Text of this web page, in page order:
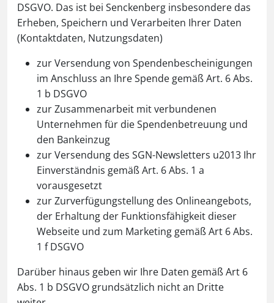
DSGVO. Das ist bei Senckenberg insbesondere das
Erheben, Speichern und Verarbeiten Ihrer Daten
(Kontaktdaten, Nutzungsdaten)
zur Versendung von Spendenbescheinigungen
im Anschluss an Ihre Spende gemäß Art. 6 Abs.
1 b DSGVO
zur Zusammenarbeit mit verbundenen
Unternehmen für die Spendenbetreuung und
den Bankeinzug
zur Versendung des SGN-Newsletters u2013 Ihr
Einverständnis gemäß Art. 6 Abs. 1 a
vorausgesetzt
zur Zurverfügungstellung des Onlineangebots,
der Erhaltung der Funktionsfähigkeit dieser
Webseite und zum Marketing gemäß Art 6 Abs.
1 f DSGVO
Darüber hinaus geben wir Ihre Daten gemäß Art 6
Abs. 1 b DSGVO grundsätzlich nicht an Dritte